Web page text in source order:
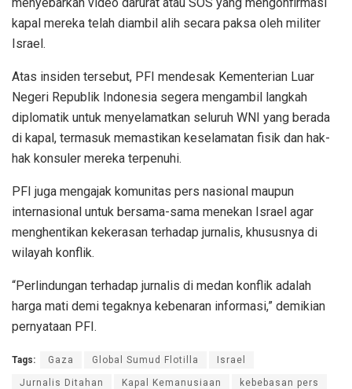
kapal mereka telah diambil alih secara paksa oleh militer
Israel.
Atas insiden tersebut, PFI mendesak Kementerian Luar
Negeri Republik Indonesia segera mengambil langkah
diplomatik untuk menyelamatkan seluruh WNI yang berada
di kapal, termasuk memastikan keselamatan fisik dan hak-
hak konsuler mereka terpenuhi.
PFI juga mengajak komunitas pers nasional maupun
internasional untuk bersama-sama menekan Israel agar
menghentikan kekerasan terhadap jurnalis, khususnya di
wilayah konflik.
“Perlindungan terhadap jurnalis di medan konflik adalah
harga mati demi tegaknya kebenaran informasi,” demikian
pernyataan PFI.
Tags: Gaza Global Sumud Flotilla Israel
Jurnalis Ditahan Kapal Kemanusiaan kebebasan pers